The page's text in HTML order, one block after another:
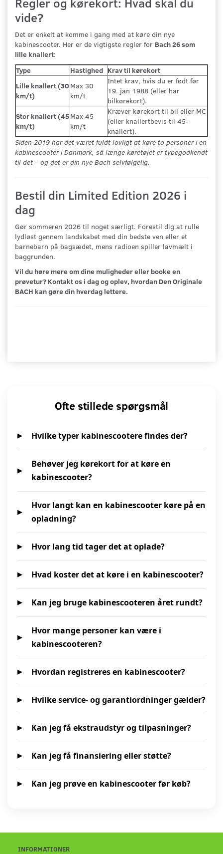
vide?
Det er enkelt at komme i gang med at køre din nye
kabinescooter. Her er de vigtigste regler for Bach 26 som
lille knallert:
Type
Hastighed Krav til kørekort
Lille knallert (30
km/t)
Max 30
km/t
Intet krav, hvis du er født før
19. jan 1988 (eller har
bilkørekort).
Stor knallert (45
km/t)
Max 45
km/t
Kræver kørekort til bil eller MC
(eller knallertbevis til 45-
knallert).
Siden 2019 har det været fuldt lovligt at køre to personer i en
kabinescooter i Danmark, så længe køretøjet er typegodkendt
til det – og det er din nye Bach selvfølgelig.
Bestil din Limited Edition 2026 i
dag
Gør sommeren 2026 til noget særligt. Forestil dig at rulle
lydløst gennem landskabet med din bedste ven eller et
barnebarn på bagsædet, mens radioen spiller lavmælt i
baggrunden.
Vil du høre mere om dine muligheder eller booke en
prøvetur? Kontakt os i dag og oplev, hvordan Den Originale
BACH kan gøre din hverdag lettere.
Ofte stillede spørgsmål
Hvilke typer kabinescootere findes der?
Behøver jeg kørekort for at køre en
kabinescooter?
Hvor langt kan en kabinescooter køre på en
opladning?
Hvor lang tid tager det at oplade?
Hvad koster det at køre i en kabinescooter?
Kan jeg bruge kabinescooteren året rundt?
Hvor mange personer kan være i
kabinescooteren?
Hvordan registreres en kabinescooter?
Hvilke service- og garantiordninger gælder?
Kan jeg få ekstraudstyr og tilpasninger?
Kan jeg få finansiering eller støtte?
Kan jeg prøve en kabinescooter før køb?
INFORMATIONER